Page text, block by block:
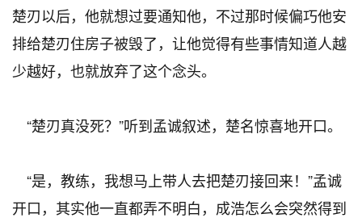
楚刃以后，他就想过要通知他，不过那时候偏巧他安
排给楚刃住房子被毁了，让他觉得有些事情知道人越
少越好，也就放弃了这个念头。
“楚刃真没死？”听到孟诚叙述，楚名惊喜地开口。
“是，教练，我想马上带人去把楚刃接回来！”孟诚
开口，其实他一直都弄不明白，成浩怎么会突然得到